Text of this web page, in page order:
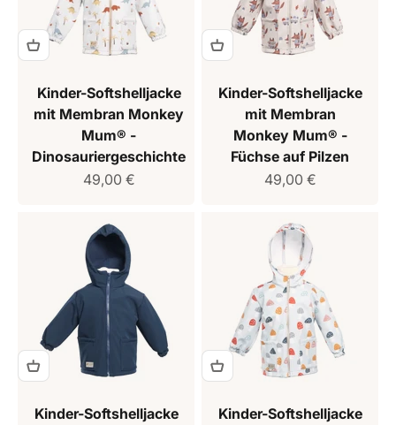
Kinder-Softshelljacke
mit Membran Monkey
Mum® -
Dinosauriergeschichte
Verkaufspreis
49,00 €
Kinder-Softshelljacke
mit Membran
Monkey Mum® -
Füchse auf Pilzen
Verkaufspreis
49,00 €
Kinder-Softshelljacke
Kinder-Softshelljacke